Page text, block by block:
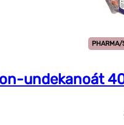
PHARMA/
undekanoát